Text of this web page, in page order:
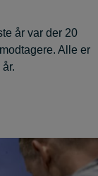
år var der 20
Alle er